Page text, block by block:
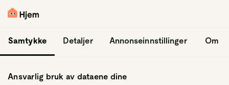
Samtykke Detaljer Annonseinnstillinger Om
Ansvarlig bruk av dataene dine